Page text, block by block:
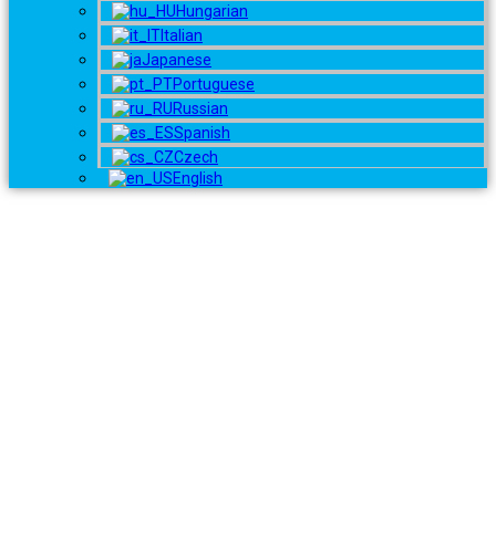
Hungarian
Italian
Japanese
Portuguese
Russian
Spanish
Czech
English